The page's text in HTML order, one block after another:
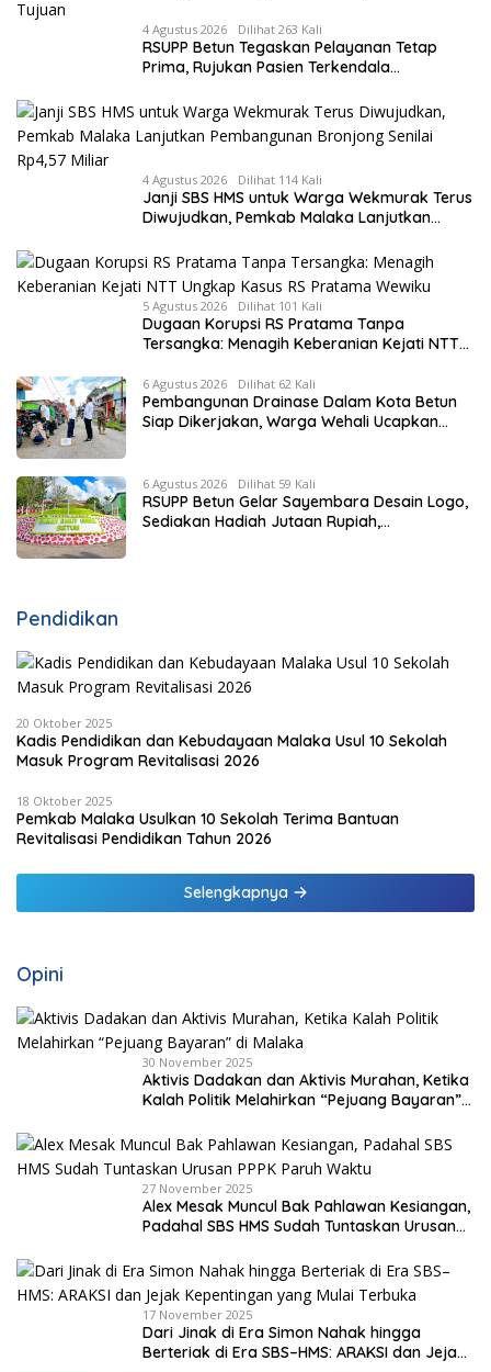
4 Agustus 2026 Dilihat 263 Kali
RSUPP Betun Tegaskan Pelayanan Tetap
Prima, Rujukan Pasien Terkendala
Tujuan
4 Agustus 2026 Dilihat 114 Kali
Janji SBS HMS untuk Warga Wekmurak Terus
Diwujudkan, Pemkab Malaka Lanjutkan
5 Agustus 2026 Dilihat 101 Kali
Dugaan Korupsi RS Pratama Tanpa
Tersangka: Menagih Keberanian Kejati NTT
6 Agustus 2026 Dilihat 62 Kali
Pembangunan Drainase Dalam Kota Betun
Siap Dikerjakan, Warga Wehali Ucapkan
6 Agustus 2026 Dilihat 59 Kali
RSUPP Betun Gelar Sayembara Desain Logo,
Sediakan Hadiah Jutaan Rupiah,
Pendidikan
20 Oktober 2025
Kadis Pendidikan dan Kebudayaan Malaka Usul 10 Sekolah
Masuk Program Revitalisasi 2026
18 Oktober 2025
Pemkab Malaka Usulkan 10 Sekolah Terima Bantuan
Revitalisasi Pendidikan Tahun 2026
Selengkapnya
Opini
30 November 2025
Aktivis Dadakan dan Aktivis Murahan, Ketika
Kalah Politik Melahirkan “Pejuang Bayaran”
27 November 2025
Alex Mesak Muncul Bak Pahlawan Kesiangan,
Padahal SBS HMS Sudah Tuntaskan Urusan
17 November 2025
Dari Jinak di Era Simon Nahak hingga
Berteriak di Era SBS–HMS: ARAKSI dan Jejak